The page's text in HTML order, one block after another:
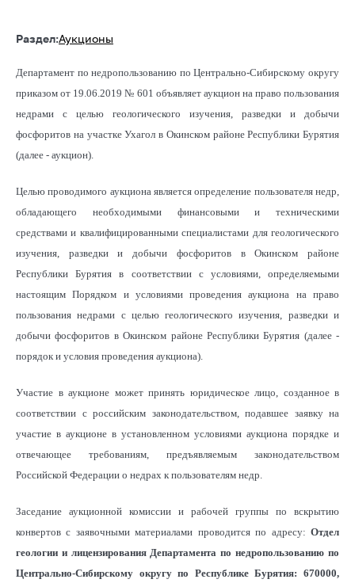
Раздел:Аукционы
Департамент по недропользованию по Центрально-Сибирскому округу
приказом от 19.06.2019 № 601 объявляет аукцион на право пользования
недрами с целью геологического изучения, разведки и добычи
фосфоритов на участке Ухагол в Окинском районе Республики Бурятия
(далее - аукцион).
Целью проводимого аукциона является определение пользователя недр,
обладающего необходимыми финансовыми и техническими
средствами и квалифицированными специалистами для геологического
изучения, разведки и добычи фосфоритов в Окинском районе
Республики Бурятия в соответствии с условиями, определяемыми
настоящим Порядком и условиями проведения аукциона на право
пользования недрами с целью геологического изучения, разведки и
добычи фосфоритов в Окинском районе Республики Бурятия (далее -
порядок и условия проведения аукциона).
Участие в аукционе может принять юридическое лицо, созданное в
соответствии с российским законодательством, подавшее заявку на
участие в аукционе в установленном условиями аукциона порядке и
отвечающее требованиям, предъявляемым законодательством
Российской Федерации о недрах к пользователям недр.
Заседание аукционной комиссии и рабочей группы по вскрытию
конвертов с заявочными материалами проводится по адресу: Отдел
геологии и лицензирования Департамента по недропользованию по
Центрально-Сибирскому округу по Республике Бурятия: 670000,